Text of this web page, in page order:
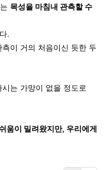
목성을 마침내 관측할 수
.
이 거의 처음이신 듯한 두
는 가망이 없을 정도로
움이 밀려왔지만, 우리에게